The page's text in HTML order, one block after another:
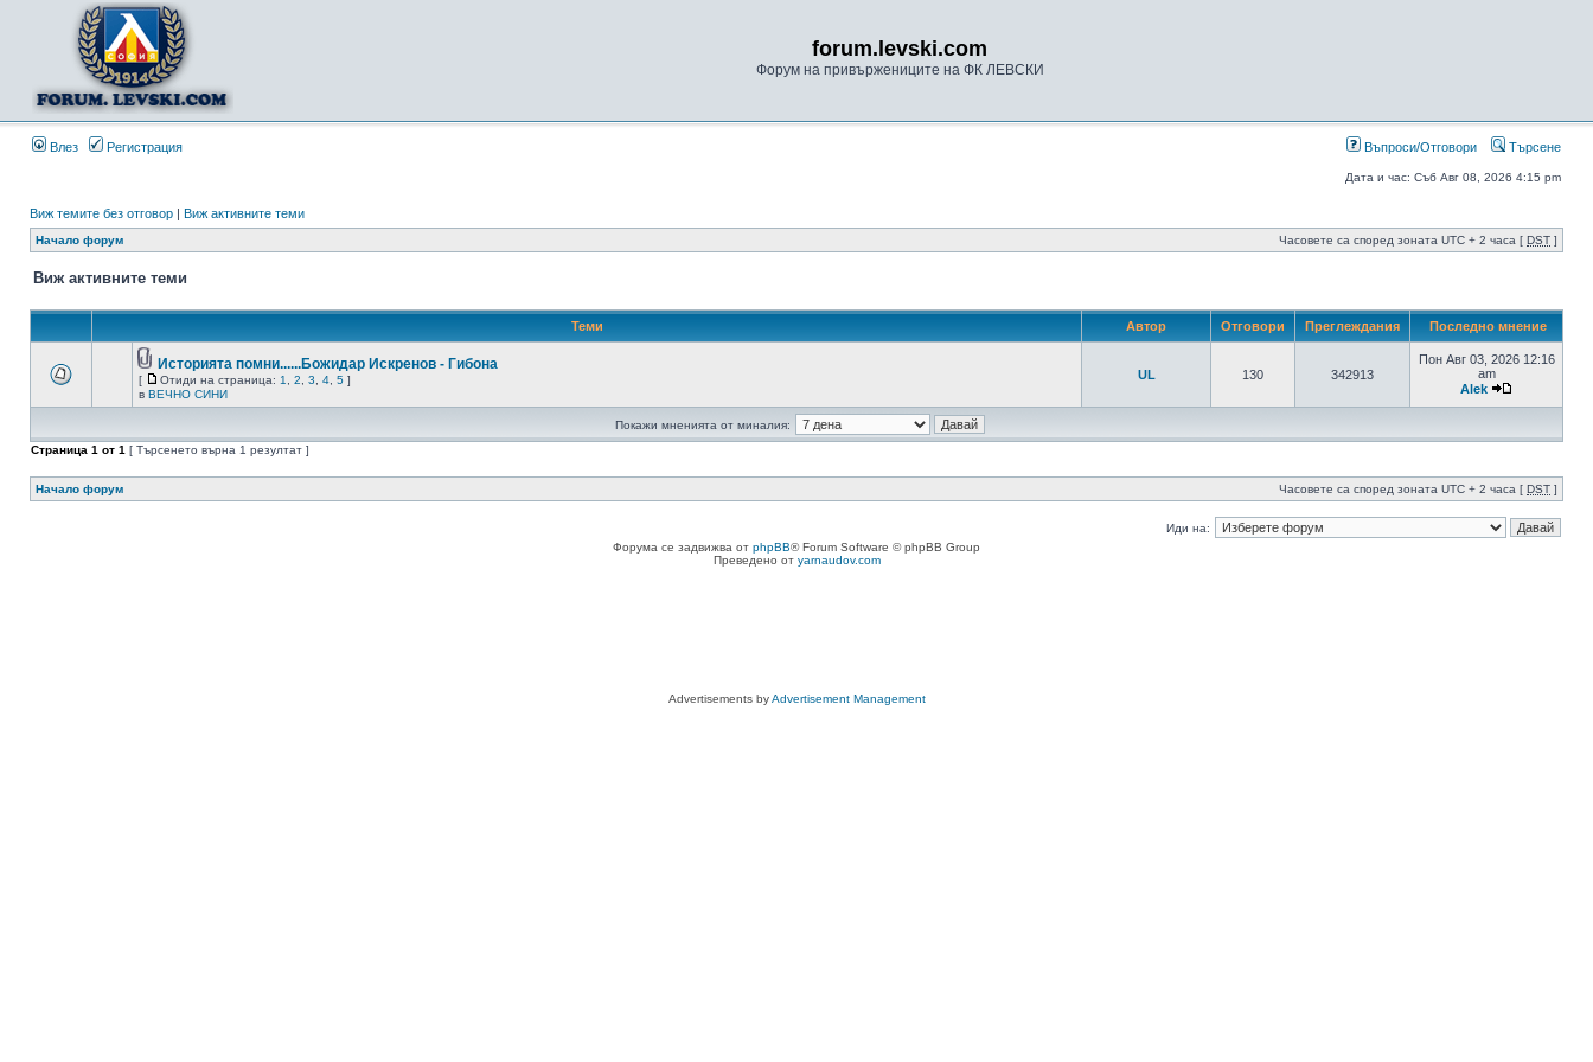
forum.levski.com
Форум на привържениците на ФК ЛЕВСКИ
Влез Регистрация Въпроси/Отговори Търсене
Дата и час: Съб Авг 08, 2026 4:15 pm
Виж темите без отговор | Виж активните теми
Начало форум Часовете са според зоната UTC + 2 часа [ DST ]
Виж активните теми
Теми Автор Отговори Преглеждания Последно мнение
Историята помни......Божидар Искренов - Гибона
[ Отиди на страница: 1 2 3 4 5 ]
в ВЕЧНО СИНИ
UL 130 342913
Пон Авг 03, 2026 12:16
am
Alek
Покажи мненията от миналия:
Страница 1 от 1 [ Търсенето върна 1 резултат ]
Начало форум Часовете са според зоната UTC + 2 часа [ DST ]
Иди на:
Форума се задвижва от phpBB® Forum Software © phpBB Group
Преведено от yarnaudov.com
Advertisements byAdvertisement Management